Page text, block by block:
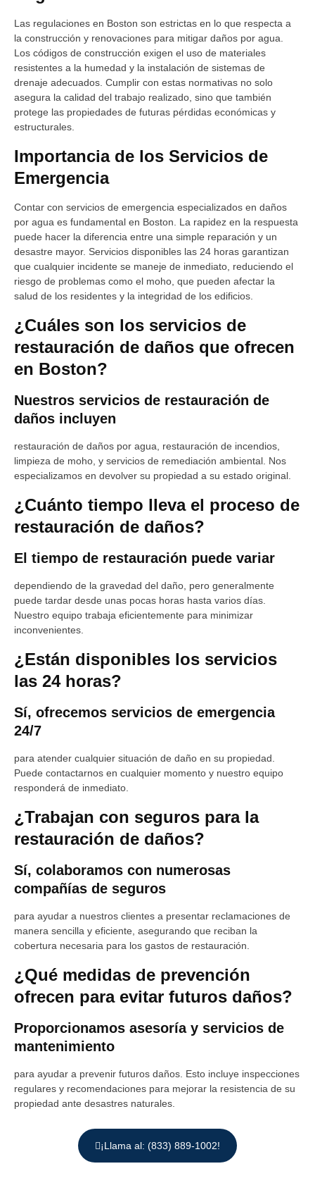
Las regulaciones en Boston son estrictas en lo que respecta a
la construcción y renovaciones para mitigar daños por agua.
Los códigos de construcción exigen el uso de materiales
resistentes a la humedad y la instalación de sistemas de
drenaje adecuados. Cumplir con estas normativas no solo
asegura la calidad del trabajo realizado, sino que también
protege las propiedades de futuras pérdidas económicas y
estructurales.
Importancia de los Servicios de
Emergencia
Contar con servicios de emergencia especializados en daños
por agua es fundamental en Boston. La rapidez en la respuesta
puede hacer la diferencia entre una simple reparación y un
desastre mayor. Servicios disponibles las 24 horas garantizan
que cualquier incidente se maneje de inmediato, reduciendo el
riesgo de problemas como el moho, que pueden afectar la
salud de los residentes y la integridad de los edificios.
¿Cuáles son los servicios de
restauración de daños que ofrecen
en Boston?
Nuestros servicios de restauración de
daños incluyen
restauración de daños por agua, restauración de incendios,
limpieza de moho, y servicios de remediación ambiental. Nos
especializamos en devolver su propiedad a su estado original.
¿Cuánto tiempo lleva el proceso de
restauración de daños?
El tiempo de restauración puede variar
dependiendo de la gravedad del daño, pero generalmente
puede tardar desde unas pocas horas hasta varios días.
Nuestro equipo trabaja eficientemente para minimizar
inconvenientes.
¿Están disponibles los servicios
las 24 horas?
Sí, ofrecemos servicios de emergencia
24/7
para atender cualquier situación de daño en su propiedad.
Puede contactarnos en cualquier momento y nuestro equipo
responderá de inmediato.
¿Trabajan con seguros para la
restauración de daños?
Sí, colaboramos con numerosas
compañías de seguros
para ayudar a nuestros clientes a presentar reclamaciones de
manera sencilla y eficiente, asegurando que reciban la
cobertura necesaria para los gastos de restauración.
¿Qué medidas de prevención
ofrecen para evitar futuros daños?
Proporcionamos asesoría y servicios de
mantenimiento
para ayudar a prevenir futuros daños. Esto incluye inspecciones
regulares y recomendaciones para mejorar la resistencia de su
propiedad ante desastres naturales.
¡Llama al: (833) 889-1002!